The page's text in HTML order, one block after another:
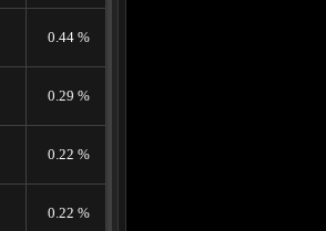
0.44 %
0.29 %
0.22 %
0.22 %